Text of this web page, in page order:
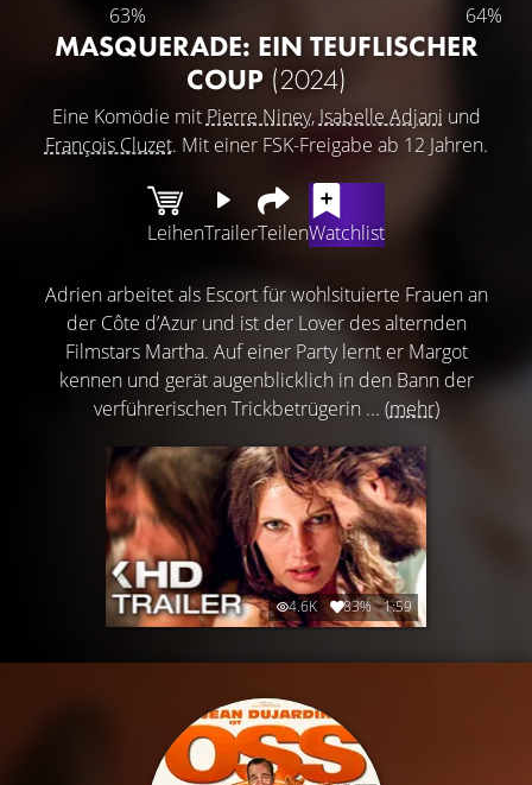
63% 64%
MASQUERADE: EIN TEUFLISCHER
COUP (2024)
Eine Komödie mit Pierre Niney, Isabelle Adjani und
François Cluzet. Mit einer FSK-Freigabe ab 12 Jahren.
LeihenTrailerTeilenWatchlist
Adrien arbeitet als Escort für wohlsituierte Frauen an
der Côte d’Azur und ist der Lover des alternden
Filmstars Martha. Auf einer Party lernt er Margot
kennen und gerät augenblicklich in den Bann der
verführerischen Trickbetrügerin ... (mehr)
4.6K 83% 1:59